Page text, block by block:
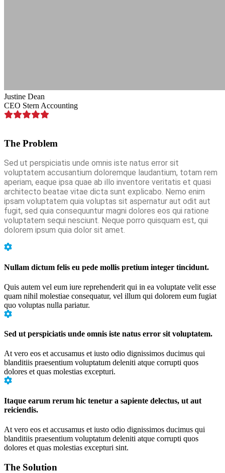
Justine Dean
CEO Stern Accounting
The Problem
Sed ut perspiciatis unde omnis iste natus error sit
voluptatem accusantium doloremque laudantium, totam rem
aperiam, eaque ipsa quae ab illo inventore veritatis et quasi
architecto beatae vitae dicta sunt explicabo. Nemo enim
ipsam voluptatem quia voluptas sit aspernatur aut odit aut
fugit, sed quia consequuntur magni dolores eos qui ratione
voluptatem sequi nesciunt. Neque porro quisquam est, qui
dolorem ipsum quia dolor sit amet.
Nullam dictum felis eu pede mollis pretium integer tincidunt.
Quis autem vel eum iure reprehenderit qui in ea voluptate velit esse
quam nihil molestiae consequatur, vel illum qui dolorem eum fugiat
quo voluptas nulla pariatur.
Sed ut perspiciatis unde omnis iste natus error sit voluptatem.
At vero eos et accusamus et iusto odio dignissimos ducimus qui
blanditiis praesentium voluptatum deleniti atque corrupti quos
dolores et quas molestias excepturi.
Itaque earum rerum hic tenetur a sapiente delectus, ut aut
reiciendis.
At vero eos et accusamus et iusto odio dignissimos ducimus qui
blanditiis praesentium voluptatum deleniti atque corrupti quos
dolores et quas molestias excepturi sint.
The Solution